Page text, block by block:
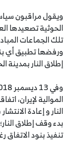
ويقول مراقبون
الحوثية تصعيدها
تلك الجماعات
ورفضها تطبيق أي
إطلاق النار بمدينة
الموالية لإيران،
بدء وقف إطلاق
تنفيذ بنود